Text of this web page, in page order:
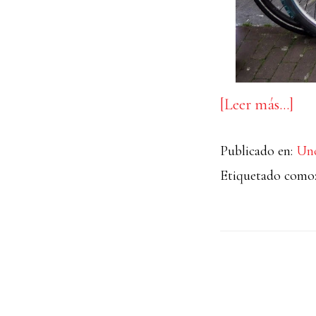
[Leer más…]
trip
Publicado en:
Etiquetado como: